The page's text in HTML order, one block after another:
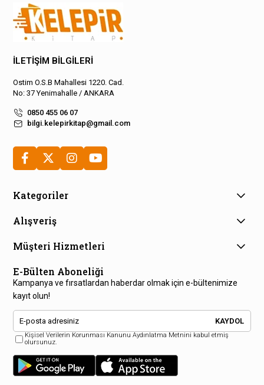
İLETİŞİM BİLGİLERİ
Ostim O.S.B Mahallesi 1220. Cad.
No: 37 Yenimahalle / ANKARA
0850 455 06 07
bilgi.kelepirkitap@gmail.com
Kategoriler
Alışveriş
Müşteri Hizmetleri
E-Bülten Aboneliği
Kampanya ve fırsatlardan haberdar olmak için e-bültenimize
kayıt olun!
KAYDOL
Kişisel Verilerin Korunması Kanunu Aydınlatma Metnini kabul etmiş
olursunuz.